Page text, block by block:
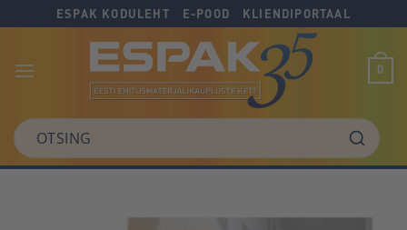
to
to
to
ESPAK KODULEHT E-POOD KLIENDIPORTAAL
OTSING
0